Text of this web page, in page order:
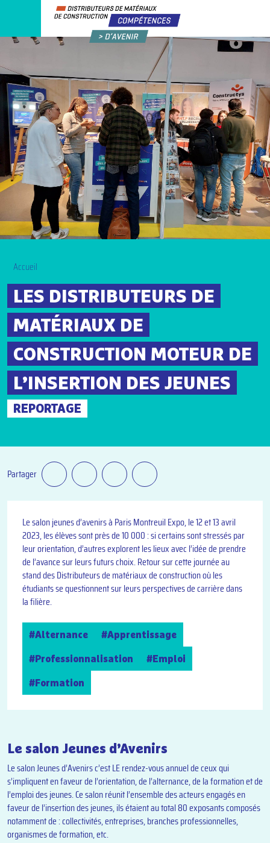
Accueil
LES DISTRIBUTEURS DE
MATÉRIAUX DE
CONSTRUCTION MOTEUR DE
L’INSERTION DES JEUNES
REPORTAGE
Partager
Le salon jeunes d’avenirs à Paris Montreuil Expo, le 12 et 13 avril
2023, les élèves sont près de 10 000 : si certains sont stressés par
leur orientation, d’autres explorent les lieux avec l’idée de prendre
de l’avance sur leurs futurs choix. Retour sur cette journée au
stand des Distributeurs de matériaux de construction où les
étudiants se questionnent sur leurs perspectives de carrière dans
la filière.
#Alternance
#Apprentissage
#Professionnalisation
#Emploi
#Formation
Le salon Jeunes d’Avenirs
Le salon Jeunes d’Avenirs c’est LE rendez-vous annuel de ceux qui
s’impliquent en faveur de l’orientation, de l’alternance, de la formation et de
l’emploi des jeunes. Ce salon réunit l’ensemble des acteurs engagés en
faveur de l’insertion des jeunes, ils étaient au total 80 exposants composés
notamment de : collectivités, entreprises, branches professionnelles,
organismes de formation, etc.